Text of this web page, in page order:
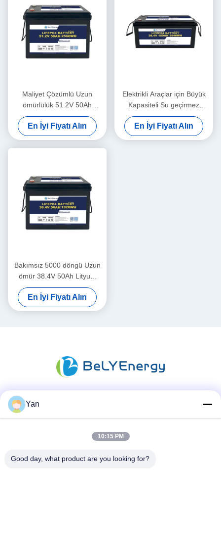
Maliyet Çözümlü Uzun
ömürlülük 51.2V 50Ah
Lifepo4 Pil Depolama
Sistemi için 3000 Dönem
En İyi Fiyatı Alın
Elektrikli Araçlar için Büyük
Kapasiteli Su geçirmez
36V100Ah Yüksek Güçlü
LiFePo4 Pil
En İyi Fiyatı Alın
Bakımsız 5000 döngü Uzun
ömür 38.4V 50Ah Lityum
Demir Fosfat Bataryası
Denizcilik için
En İyi Fiyatı Alın
Yan
10:15 PM
Good day, what product are you looking for?